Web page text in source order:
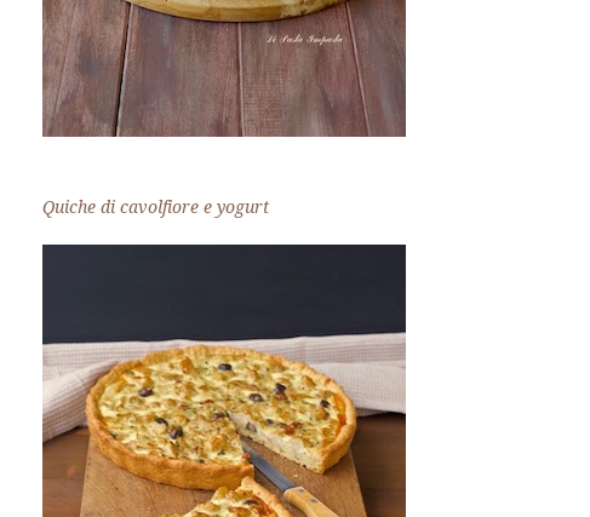
Quiche di cavolfiore e yogurt